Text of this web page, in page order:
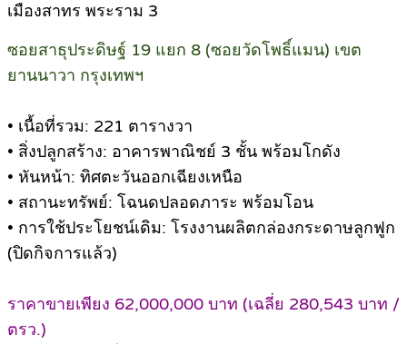
เมืองสาทร พระราม 3
ซอยสาธุประดิษฐ์ 19 แยก 8 (ซอยวัดโพธิ์แมน) เขต
ยานนาวา กรุงเทพฯ
• เนื้อที่รวม: 221 ตารางวา
• สิ่งปลูกสร้าง: อาคารพาณิชย์ 3 ชั้น พร้อมโกดัง
• หันหน้า: ทิศตะวันออกเฉียงเหนือ
• สถานะทรัพย์: โฉนดปลอดภาระ พร้อมโอน
• การใช้ประโยชน์เดิม: โรงงานผลิตกล่องกระดาษลูกฟูก
(ปิดกิจการแล้ว)
ราคาขายเพียง 62,000,000 บาท (เฉลี่ย 280,543 บาท /
ตรว.)